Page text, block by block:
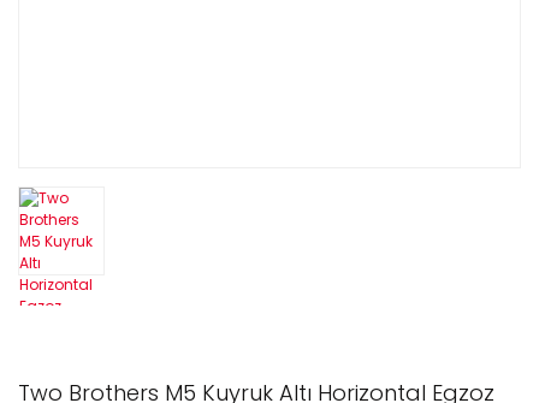
Two Brothers M5 Kuyruk Altı Horizontal Egzoz